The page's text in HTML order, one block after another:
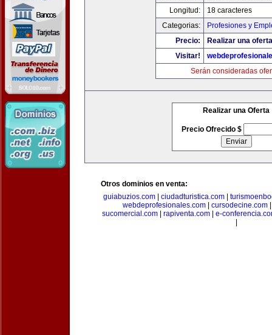
Longitud:
18 caracteres
Categorias:
Profesiones y
Precio:
Realizar una
Visitar!
Serán consideradas
Realizar una Oferta
Precio Ofrecido $
Otros dominios en venta:
guiabuzios.com| ciudadturistica.com|
webdeprofesionales.com| cursodecine.com
sucomercial.com
rapiventa.com
e-